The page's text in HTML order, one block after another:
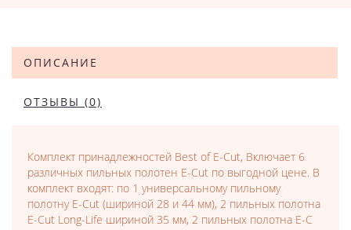
ОПИСАНИЕ
ОТЗЫВЫ (0)
Комплект принадлежностей Best of E-Cut, Включает 6
различных пильных полотен E-Cut по выгодной цене. В
комплект входят: по 1 универсальному пильному
полотну E-Cut (шириной 28 и 44 мм), 2 пильных полотна
E-Cut Long-Life шириной 35 мм, 2 пильных полотна E-C